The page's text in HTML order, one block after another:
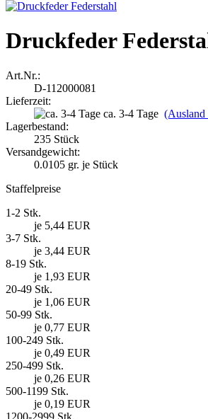
Druckfeder
Art.Nr.:
D-112000081
Lieferzeit:
ca. 3-4 Tage (Ausland
Lagerbestand:
235 Stück
Versandgewicht:
0.0105 gr. je Stück
Staffelpreise
1-2 Stk.
je 5,44 EUR
3-7 Stk.
je 3,44 EUR
8-19 Stk.
je 1,93 EUR
20-49 Stk.
je 1,06 EUR
50-99 Stk.
je 0,77 EUR
100-249 Stk.
je 0,49 EUR
250-499 Stk.
je 0,26 EUR
500-1199 Stk.
je 0,19 EUR
1200-2999 Stk.